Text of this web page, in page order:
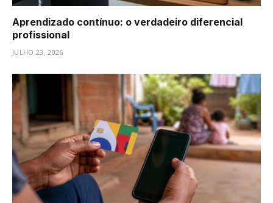
Aprendizado contínuo: o verdadeiro diferencial
profissional
JULHO 23, 2026